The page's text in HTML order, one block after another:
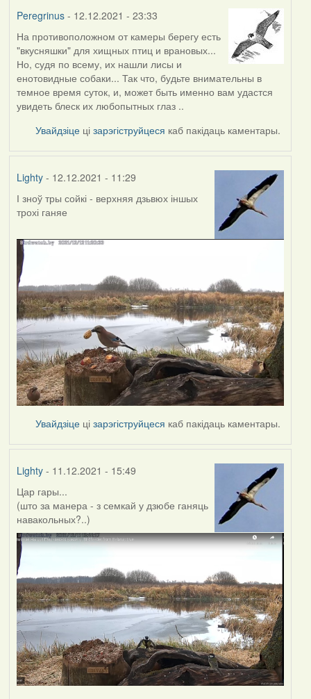
Peregrinus- 12.12.2021 - 23:33
На противоположном от камеры берегу есть
"вкусняшки" для хищных птиц и врановых...
Но, судя по всему, их нашли лисы и
енотовидные собаки... Так что, будьте внимательны в
темное время суток, и, может быть именно вам удастся
увидеть блеск их любопытных глаз ..
Увайдзіце цізарэгіструйцеся каб пакідаць каментары.
Lighty- 12.12.2021 - 11:29
І зноў тры сойкі - верхняя дзьвюх іншых
трохі ганяе
Увайдзіце цізарэгіструйцеся каб пакідаць каментары.
Lighty- 11.12.2021 - 15:49
Цар гары...
(што за манера - з семкай у дзюбе ганяць
навакольных?..)